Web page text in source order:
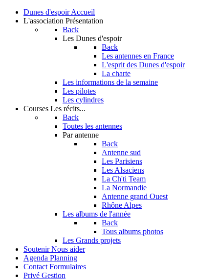
Dunes d'espoir Accueil
L'association Présentation
Back
Les Dunes d'espoir
Back
Les antennes en France
L'esprit des Dunes d'espoir
La charte
Les informations de la semaine
Les pilotes
Les cylindres
Courses Les récits...
Back
Toutes les antennes
Par antenne
Back
Antenne sud
Les Parisiens
Les Alsaciens
La Ch'ti Team
La Normandie
Antenne grand Ouest
Rhône Alpes
Les albums de l'année
Back
Tous albums photos
Les Grands projets
Soutenir Nous aider
Agenda Planning
Contact Formulaires
Privé Gestion